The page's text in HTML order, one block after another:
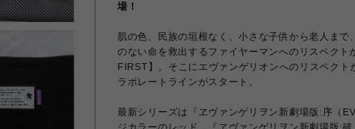
場！
肌の色、民族の垣根なく、小さな子供から老人まで
のない命を救出するファイヤーマンへのリスペクト
FIRST】。そこにエヴァンゲリオンへのリスペクト
ラボレートラインがスタート。
最新シリーズは『ヱヴァンゲリヲン新劇場版:序（